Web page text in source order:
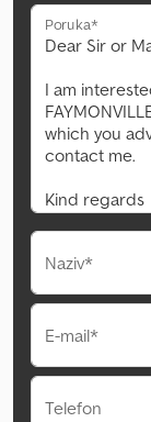
Poruka*
Naziv*
E-mail*
Telefon